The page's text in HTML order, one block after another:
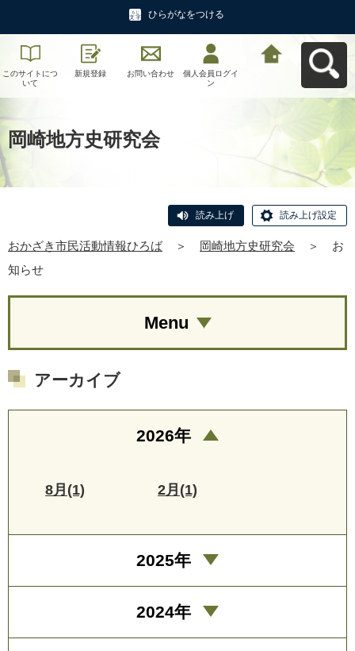
ひらがなをつける
このサイトにつ
いて
新規登録 お問い合わせ
個人会員ログイ
ン
岡崎地方史研究会
読み上げ 読み上げ設定
おかざき市民活動情報ひろば ＞ 岡崎地方史研究会 ＞
お
知らせ
Menu
アーカイブ
2026年
8月(1) 2月(1)
2025年
2024年